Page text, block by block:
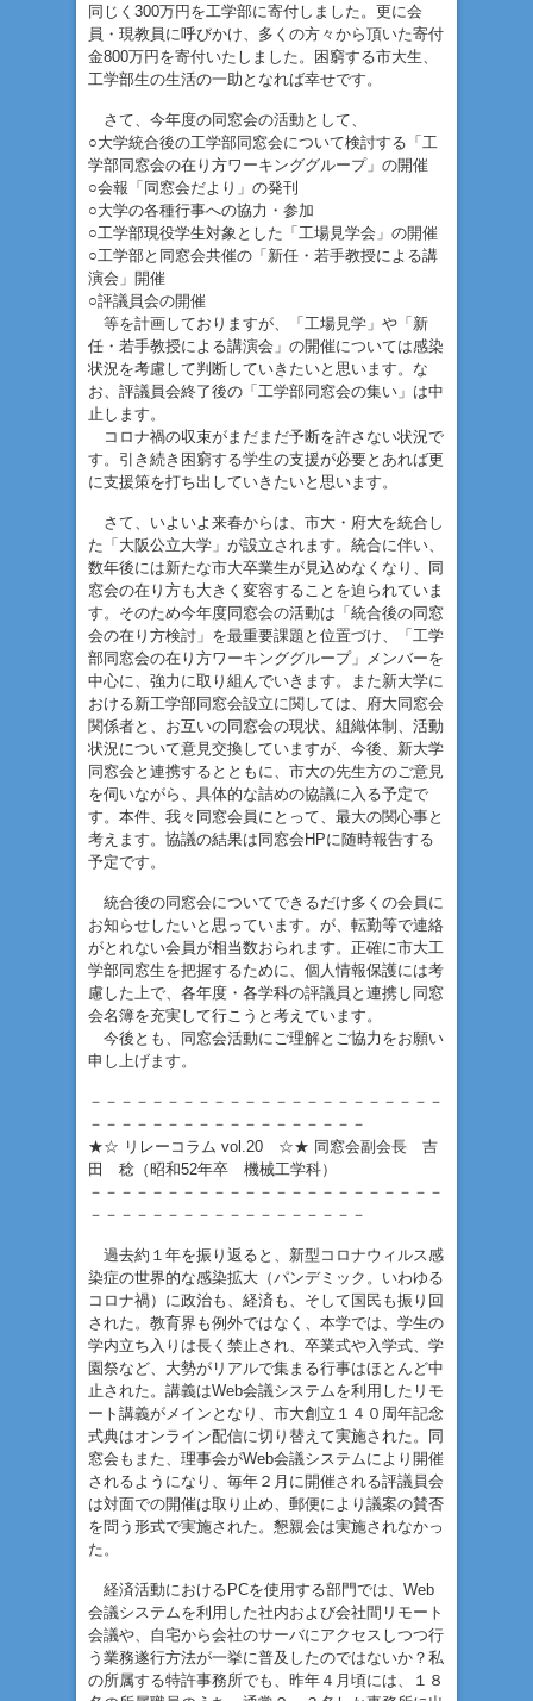
同じく300万円を工学部に寄付しました。更に会
員・現教員に呼びかけ、多くの方々から頂いた寄付
金800万円を寄付いたしました。困窮する市大生、
工学部生の生活の一助となれば幸せです。
さて、今年度の同窓会の活動として、
○大学統合後の工学部同窓会について検討する「工
学部同窓会の在り方ワーキンググループ」の開催
○会報「同窓会だより」の発刊
○大学の各種行事への協力・参加
○工学部現役学生対象とした「工場見学会」の開催
○工学部と同窓会共催の「新任・若手教授による講
演会」開催
○評議員会の開催
等を計画しておりますが、「工場見学」や「新
任・若手教授による講演会」の開催については感染
状況を考慮して判断していきたいと思います。な
お、評議員会終了後の「工学部同窓会の集い」は中
止します。
コロナ禍の収束がまだまだ予断を許さない状況で
す。引き続き困窮する学生の支援が必要とあれば更
に支援策を打ち出していきたいと思います。
さて、いよいよ来春からは、市大・府大を統合し
た「大阪公立大学」が設立されます。統合に伴い、
数年後には新たな市大卒業生が見込めなくなり、同
窓会の在り方も大きく変容することを迫られていま
す。そのため今年度同窓会の活動は「統合後の同窓
会の在り方検討」を最重要課題と位置づけ、「工学
部同窓会の在り方ワーキンググループ」メンバーを
中心に、強力に取り組んでいきます。また新大学に
おける新工学部同窓会設立に関しては、府大同窓会
関係者と、お互いの同窓会の現状、組織体制、活動
状況について意見交換していますが、今後、新大学
同窓会と連携するとともに、市大の先生方のご意見
を伺いながら、具体的な詰めの協議に入る予定で
す。本件、我々同窓会員にとって、最大の関心事と
考えます。協議の結果は同窓会HPに随時報告する
予定です。
統合後の同窓会についてできるだけ多くの会員に
お知らせしたいと思っています。が、転勤等で連絡
がとれない会員が相当数おられます。正確に市大工
学部同窓生を把握するために、個人情報保護には考
慮した上で、各年度・各学科の評議員と連携し同窓
会名簿を充実して行こうと考えています。
今後とも、同窓会活動にご理解とご協力をお願い
申し上げます。
－－－－－－－－－－－－－－－－－－－－－－－
－－－－－－－－－－－－－－－－－－
★☆ リレーコラム vol.20 ☆★ 同窓会副会長 吉
田 稔（昭和52年卒 機械工学科）
－－－－－－－－－－－－－－－－－－－－－－－
－－－－－－－－－－－－－－－－－－
過去約１年を振り返ると、新型コロナウィルス感
染症の世界的な感染拡大（パンデミック。いわゆる
コロナ禍）に政治も、経済も、そして国民も振り回
された。教育界も例外ではなく、本学では、学生の
学内立ち入りは長く禁止され、卒業式や入学式、学
園祭など、大勢がリアルで集まる行事はほとんど中
止された。講義はWeb会議システムを利用したリモ
ート講義がメインとなり、市大創立１４０周年記念
式典はオンライン配信に切り替えて実施された。同
窓会もまた、理事会がWeb会議システムにより開催
されるようになり、毎年２月に開催される評議員会
は対面での開催は取り止め、郵便により議案の賛否
を問う形式で実施された。懇親会は実施されなかっ
た。
経済活動におけるPCを使用する部門では、Web
会議システムを利用した社内および会社間リモート
会議や、自宅から会社のサーバにアクセスしつつ行
う業務遂行方法が一挙に普及したのではないか？私
の所属する特許事務所でも、昨年４月頃には、１８